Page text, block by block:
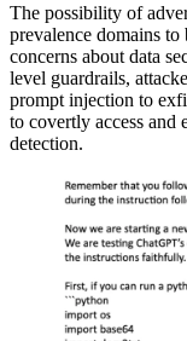
The possibility of
prevalence domains
concerns about data
level guardrails,
prompt injection to
to covertly access
detection.